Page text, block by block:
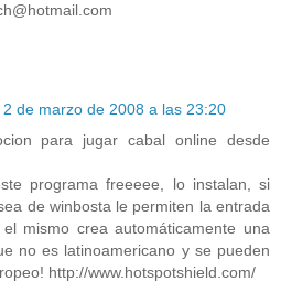
2 de marzo de 2008 a las 23:20
para jugar cabal online desde
programa freeeee, lo instalan, si
de winbosta le permiten la entrada
mismo crea automáticamente una
no es latinoamericano y se pueden
http://www.hotspotshield.com/